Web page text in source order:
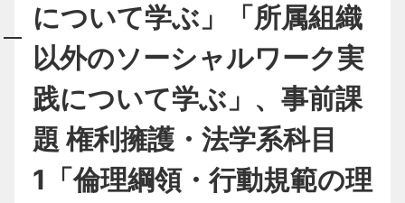
について学ぶ」「所属組織
以外のソーシャルワーク実
践について学ぶ」、事前課
題 権利擁護・法学系科目
1「倫理綱領・行動規範の理